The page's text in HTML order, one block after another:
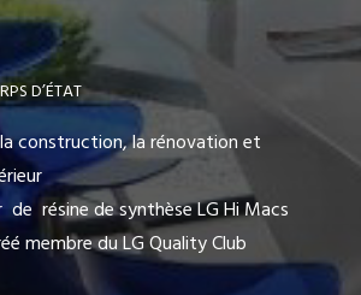
D’ÉTAT
construction, la rénovation et
résine de synthèse LG Hi Macs
membre du LG Quality Club